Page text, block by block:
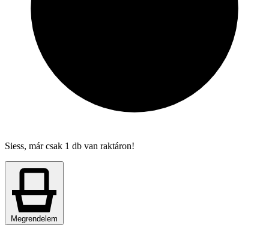
Siess, már csak 1 db van raktáron!
Megrendelem